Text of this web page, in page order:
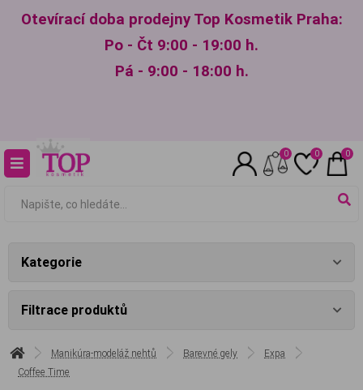
Otevírací doba prodejny Top Kosmetik Praha:
Po - Čt 9:00 - 19:00 h.
Pá - 9:00 - 18:00 h.
0 0 0
Kategorie
Filtrace produktů
Manikúra-modeláž nehtů Barevné gely
Expa
Coffee Time